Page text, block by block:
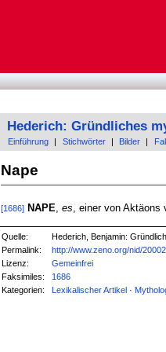
Hederich: Gründliches
Einführung Stichwörter Bilder
Nape
[1686] NAPE es , einer von
Quelle:
Hederich, Benjamin:
Permalink:
http://www.zeno.org/nid/
Lizenz:
Gemeinfrei
Faksimiles:
1686
Kategorien:
Lexikalischer Artikel ·